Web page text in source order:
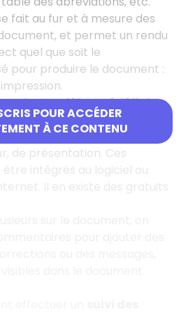
POUR ACCÉDER
À CE CONTENU
fait au fur et à mesure des
et permet un rendu
quel que soit le
pour produire le document :
desmodèles prédéfinis
le document
un grand choix de
de présentation. Ces
intégrés au logiciel ou